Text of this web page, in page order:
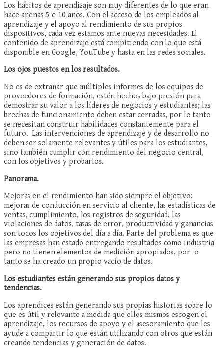
Los hábitos de aprendizaje son muy diferentes de lo que eran
hace apenas 5 o 10 años. Con el acceso de los empleados al
aprendizaje y el apoyo al rendimiento de sus propios
dispositivos, cada vez estamos ante nuevas necesidades. El
contenido de aprendizaje está compitiendo con lo que está
disponible en Google, YouTube y hasta en las redes sociales.
Los ojos puestos en los resultados.
No es de extrañar que múltiples informes de los equipos de
proveedores de formación, estén hechos bajo presión para
demostrar su valor a los líderes de negocios y estudiantes; las
brechas de funcionamiento deben estar cerradas, por lo tanto
se necesitan construir habilidades constantemente para el
futuro. Las intervenciones de aprendizaje y de desarrollo no
deben ser solamente relevantes y útiles para los estudiantes,
sino también cumplir con rendimiento del negocio central,
con los objetivos y probarlos.
Panorama.
Mejoras en el rendimiento han sido siempre el objetivo:
mejoras de conducción en servicio al cliente, las estadísticas de
ventas, cumplimiento, los registros de seguridad, las
violaciones de datos, tasas de error, productividad y ganancias
son todos los objetivos del día a día. Parte del problema es que
las empresas han estado entregando resultados como industria
pero no tienen elementos de medición apropiados, por lo
tanto se ha creado un propio vacío de datos.
Los estudiantes están generando sus propios datos y
tendencias.
Los aprendices están generando sus propias historias sobre lo
que es útil y relevante a medida que ellos mismos escogen el
aprendizaje, los recursos de apoyo y el asesoramiento que les
ayude a compartir lo que están utilizando con otros que están
creando tendencias y generación de datos.